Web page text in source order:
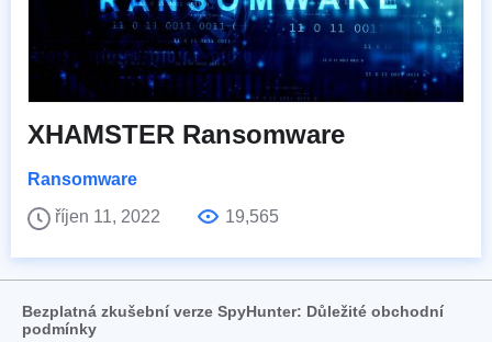
XHAMSTER Ransomware
Ransomware
říjen 11, 2022
19,565
Bezplatná zkušební verze SpyHunter: Důležité obchodní
podmínky